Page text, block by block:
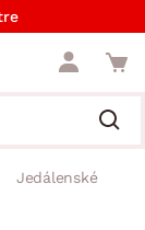
Jedálenské